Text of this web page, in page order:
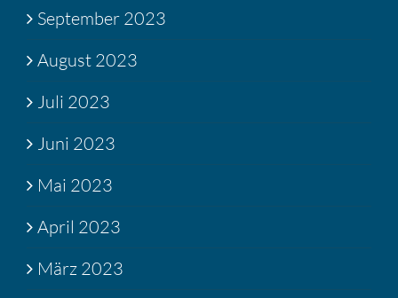
September 2023
August 2023
Juli 2023
Juni 2023
Mai 2023
April 2023
März 2023